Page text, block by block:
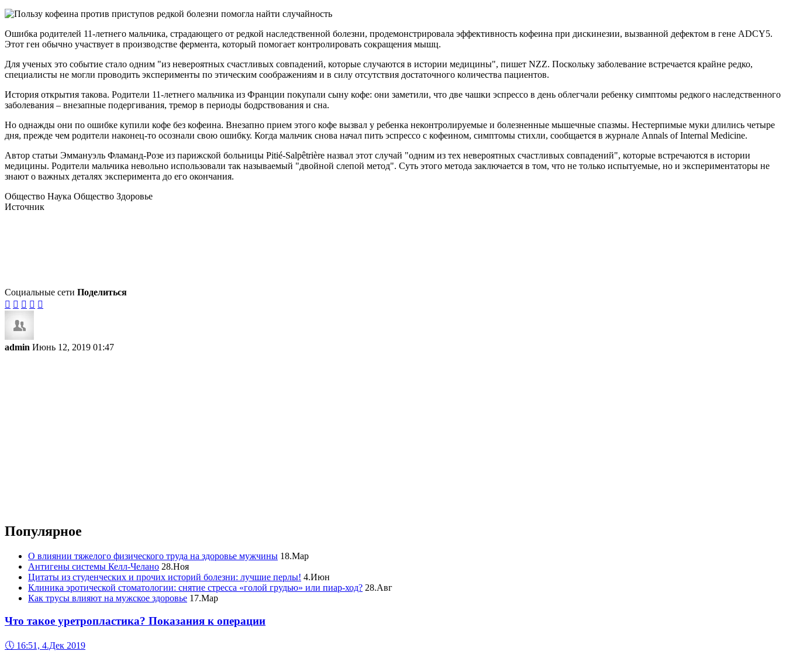
Ошибка родителей 11-летнего мальчика, страдающего от редкой наследственной болезни, продемонстрировала эффективность кофеина при дискинезии, вызванной дефектом в гене ADCY5.
Этот ген обычно участвует в производстве фермента, который помогает контролировать сокращения мышц.
Для ученых это событие стало одним "из невероятных счастливых совпадений, которые случаются в истории медицины", пишет NZZ. Поскольку заболевание встречается крайне редко,
специалисты не могли проводить эксперименты по этическим соображениям и в силу отсутствия достаточного количества пациентов.
История открытия такова. Родители 11-летнего мальчика из Франции покупали сыну кофе: они заметили, что две чашки эспрессо в день облегчали ребенку симптомы редкого наследственного
заболевания – внезапные подергивания, тремор в периоды бодрствования и сна.
Но однажды они по ошибке купили кофе без кофеина. Внезапно прием этого кофе вызвал у ребенка неконтролируемые и болезненные мышечные спазмы. Нестерпимые муки длились четыре
дня, прежде чем родители наконец-то осознали свою ошибку. Когда мальчик снова начал пить эспрессо с кофеином, симптомы стихли, сообщается в журнале Annals of Internal Medicine.
Автор статьи Эммануэль Фламанд-Розе из парижской больницы Pitié-Salpêtrière назвал этот случай "одним из тех невероятных счастливых совпадений", которые встречаются в истории
медицины. Родители мальчика невольно использовали так называемый "двойной слепой метод". Суть этого метода заключается в том, что не только испытуемые, но и экспериментаторы не
знают о важных деталях эксперимента до его окончания.
Общество Наука Общество Здоровье
Источник
Социальные сети Поделиться
    
admin Июнь 12, 2019 01:47
Популярное
О влиянии тяжелого физического труда на здоровье мужчины 18.Мар
Антигены системы Келл-Челано 28.Ноя
Цитаты из студенческих и прочих историй болезни: лучшие перлы! 4.Июн
Клиника эротической стоматологии: снятие стресса «голой грудью» или пиар-ход? 28.Авг
Как трусы влияют на мужское здоровье 17.Мар
Что такое уретропластика? Показания к операции
🕔 16:51, 4.Дек 2019